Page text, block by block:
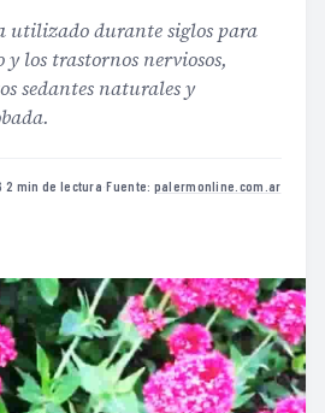
utilizado durante siglos para
los trastornos nerviosos,
sedantes naturales y
·2 min de lectura·Fuente: palermonline.com.ar